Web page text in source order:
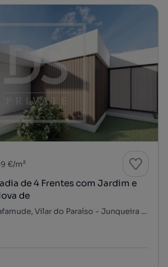
€/m²
de 4 Frentes com Jardim e
de
Vilar do Paraíso - Mafamude, Vilar do Paraíso - Junqueira - São Caetano, Mafamude e Vilar do Paraíso, Vila Nova de Gaia, Porto